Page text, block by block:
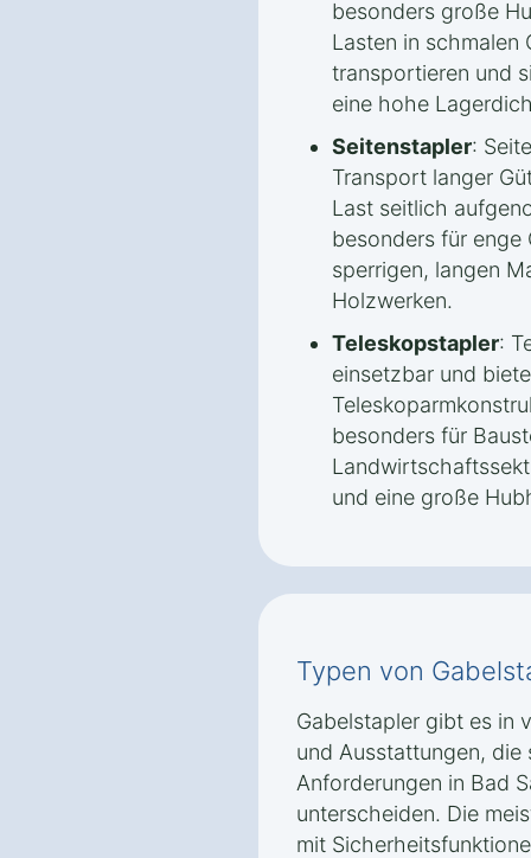
besonders große
Lasten in schmalen
transportieren und
eine hohe
Seitenstapler:
Transport langer
Last seitlich
besonders für enge
sperrigen, langen
Holzwerken.
Teleskopstapler:
einsetzbar und
besonders für
und eine große
Typen von
Gabelstapler gibt es in
und Ausstattungen,
Anforderungen in Bad
unterscheiden. Die
mit